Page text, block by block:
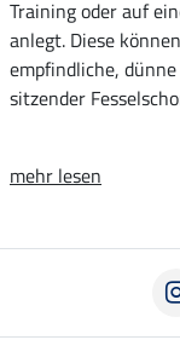
Training oder auf
anlegt. Diese
empfindliche,
sitzender
mehr lesen